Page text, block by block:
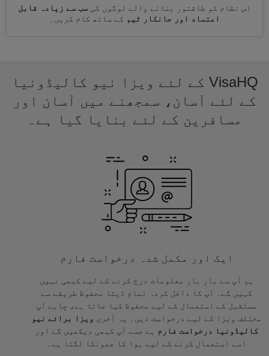
اس نظام کو طاقتور بنانے والے لوگوں کی سب سے زیادہ قابل
اعتماد اور جانکار ٹیم کے ساتھ کام کریں۔
VisaHQ کے لئے ویزا نیو کالیڈونیا
کے لئے آسان، سمجھنے میں آسان اور
مسافرین کے لئے بنایا گیا ہے۔
ایک اور مکمل شدہ درخواست فارم
ہم آپ سے بار بار معلومات درج کرنے کے لیے کبھی نہیں
کہیں گے۔ آپ کا داخل کردہ تمام ڈیٹا محفوظ طریقے سے
مستقبل کے استعمال کے لیے محفوظ کیا جاتا ہے، چاہے آپ
مختلف ویزا کے لیے درخواست دیں۔ یہ آخری ویزا برائے نیو
کالیڈونیا درخواست فارم
ہے جسے آپ کبھی دیکھیں گے اور
اسے استعمال کرنے کے لیے ہوا کا جھونکا لگتا ہے۔